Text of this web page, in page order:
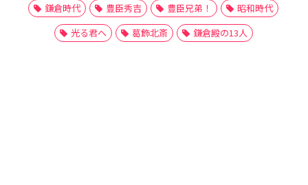
鎌倉時代
豊臣秀吉 豊臣兄弟！
昭和時代
光る君へ
葛飾北斎 鎌倉殿の13人